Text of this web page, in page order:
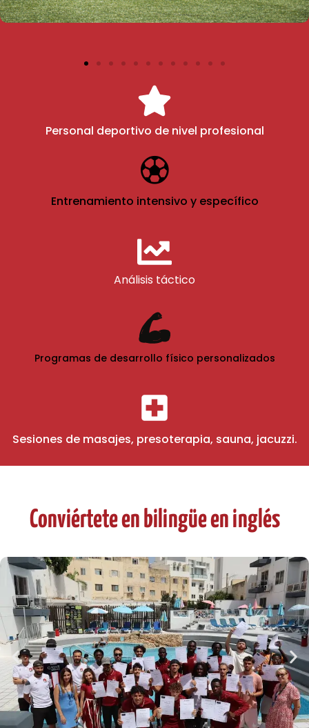
Personal deportivo de nivel profesional
Entrenamiento intensivo y específico
Análisis táctico
Programas de desarrollo físico personalizados
Sesiones de masajes, presoterapia, sauna, jacuzzi.
Conviértete en bilingüe en inglés